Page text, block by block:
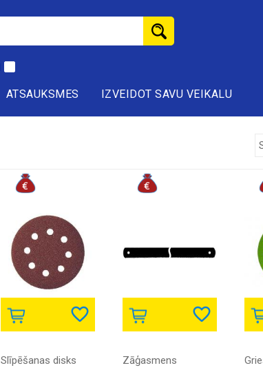
ATSAUKSMES IZVEIDOT SAVU VEIKALU
Slīpēšanas disks
Zāģasmens